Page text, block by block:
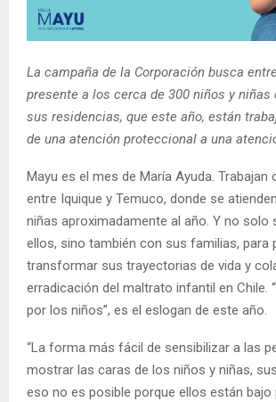
N
U
La campaña de la Corporación busca
presente a los cerca de 300 niños y niñas
sus residencias, que este año, están
de una atención proteccional a una
Mayu es el mes de María Ayuda. Trabajan
entre Iquique y Temuco, donde se
niñas aproximadamente al año. Y no solo
ellos, sino también con sus familias, para
transformar sus trayectorias de vida y
erradicación del maltrato infantil en Chile.
por los niños”, es el eslogan de este año.
“La forma más fácil de sensibilizar a las
mostrar las caras de los niños y niñas,
eso no es posible porque ellos están